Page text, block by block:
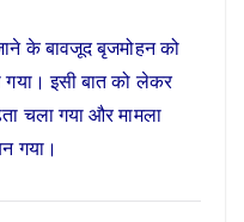
के बावजूद बृजमोहन को
इसी बात को लेकर
चला गया और मामला
गया।